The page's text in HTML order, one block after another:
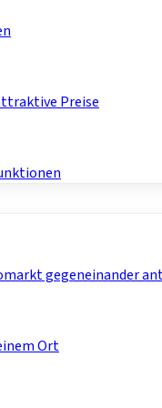
Preise
gegeneinander
Ort